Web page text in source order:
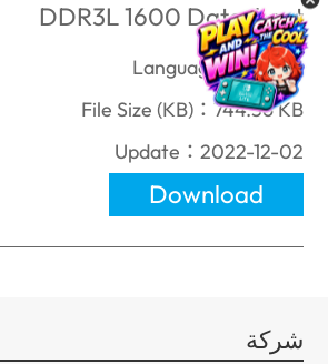
DDR3L 1600 Datasheet
Language：English
File Size (KB)：744.56 KB
Update：2022-12-02
Download
شركة